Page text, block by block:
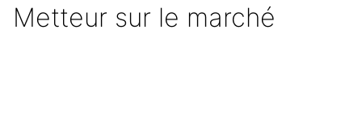
Metteur sur le marché